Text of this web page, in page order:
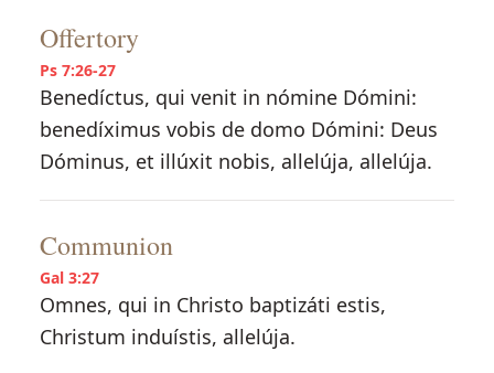
Offertory
Ps 7:26-27
Benedíctus, qui venit in nómine Dómini:
benedíximus vobis de domo Dómini: Deus
Dóminus, et illúxit nobis, allelúja, allelúja.
Communion
Gal 3:27
Omnes, qui in Christo baptizáti estis,
Christum induístis, allelúja.